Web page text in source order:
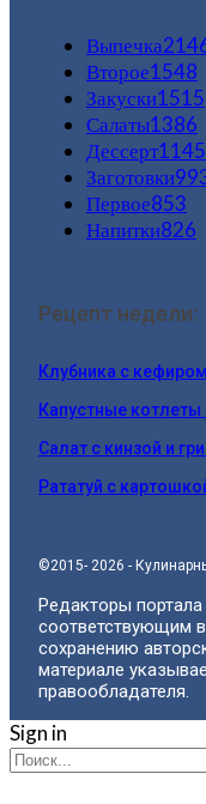
Выпечка
Второе1548
Закуски1515
Салаты1386
Дессерт1145
Заготовки
Первое853
Напитки826
Рецепт недели:
Клубника с кефиром
Капустные котлеты
Салат с кинзой и
Рататуй с
©2015- 2026 -
Редакторы
соответствующим
сохранению
материале
правообладателя.
Sign in